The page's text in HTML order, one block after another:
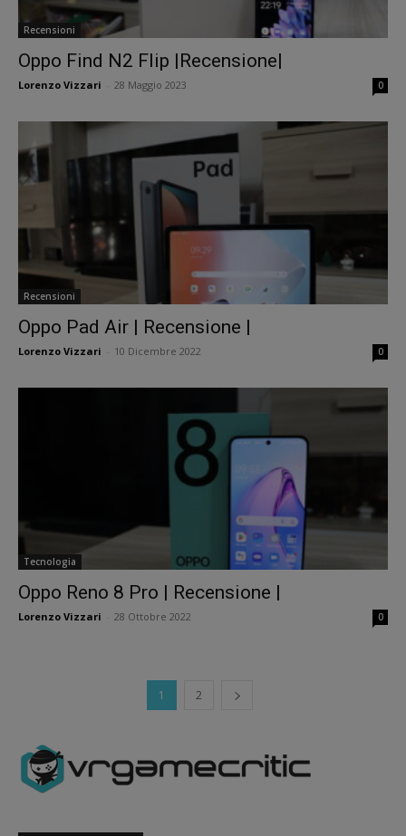
Recensioni
Oppo Find N2 Flip |Recensione|
Lorenzo Vizzari 28 Maggio 2023 0
Recensioni
Oppo Pad Air | Recensione |
Lorenzo Vizzari 10 Dicembre 2022 0
Tecnologia
Oppo Reno 8 Pro | Recensione |
Lorenzo Vizzari 28 Ottobre 2022 0
1 2